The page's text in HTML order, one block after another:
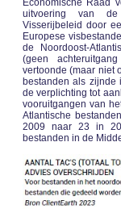
Economische Raad
uitvoering van de
Visserijbeleid door
Europese
de Noordoost-
(geen
vertoonde (maar niet
bestanden als zijnde
de verplichting tot
vooruitgangen van
Atlantische
2009 naar 23 in
bestanden in de